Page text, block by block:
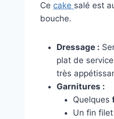
Ce cake salé est
bouche.
Dressage :
plat de
très
Garnitures :
Quelques
Un fin filet